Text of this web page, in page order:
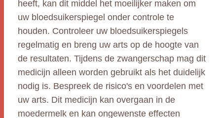
heeft, kan dit middel het moeilijker maken om
uw bloedsuikerspiegel onder controle te
houden. Controleer uw bloedsuikerspiegels
regelmatig en breng uw arts op de hoogte van
de resultaten. Tijdens de zwangerschap mag dit
medicijn alleen worden gebruikt als het duidelijk
nodig is. Bespreek de risico's en voordelen met
uw arts. Dit medicijn kan overgaan in de
moedermelk en kan ongewenste effecten